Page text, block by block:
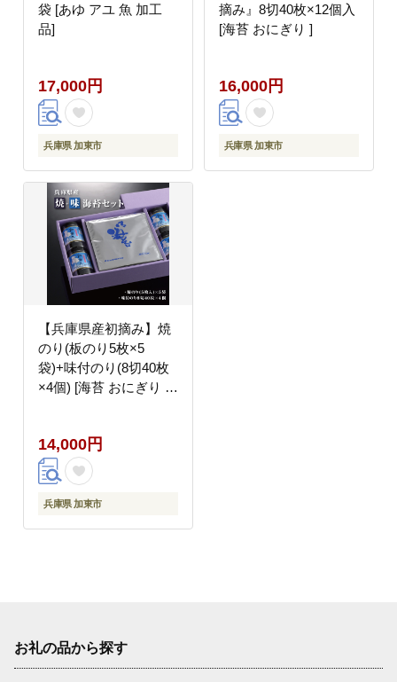
袋 [あゆ アユ 魚 加工
品]
17,000円
兵庫県 加東市
摘み』8切40枚×12個入
[海苔 おにぎり ]
16,000円
兵庫県 加東市
【兵庫県産初摘み】焼
のり(板のり5枚×5
袋)+味付のり(8切40枚
×4個) [海苔 おにぎり 巻
14,000円
兵庫県 加東市
お礼の品から探す